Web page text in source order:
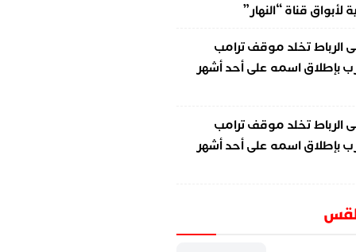
قناة “النهار”
الرباط تخلد موقف ترامب
بإطلاق اسمه على أحد أشهر
الرباط تخلد موقف ترامب
بإطلاق اسمه على أحد أشهر